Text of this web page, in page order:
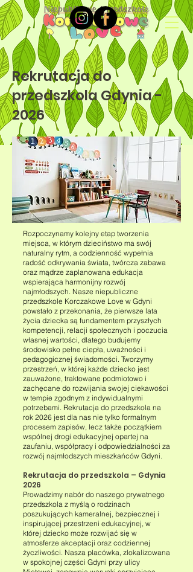
Rekrutacja do
przedszkola Gdynia -
2026
Rozpoczynamy kolejny etap tworzenia
miejsca, w którym dzieciństwo ma swój
naturalny rytm, a codzienność wypełnia
radość odkrywania świata, twórcza zabawa
oraz mądrze zaplanowana edukacja
wspierająca harmonijny rozwój
najmłodszych. Nasze niepubliczne
przedszkole Korczakowe Love w Gdyni
powstało z przekonania, że pierwsze lata
życia dziecka są fundamentem przyszłych
kompetencji, relacji społecznych i poczucia
własnej wartości, dlatego budujemy
środowisko pełne ciepła, uważności i
pedagogicznej świadomości. Tworzymy
przestrzeń, w której każde dziecko jest
zauważone, traktowane podmiotowo i
zachęcane do rozwijania swojej ciekawości
w tempie zgodnym z indywidualnymi
potrzebami. Rekrutacja do przedszkola na
rok 2026 jest dla nas nie tylko formalnym
procesem zapisów, lecz także początkiem
wspólnej drogi edukacyjnej opartej na
zaufaniu, współpracy i odpowiedzialności za
rozwój najmłodszych mieszkańców Gdyni.
Rekrutacja do przedszkola – Gdynia
2026
Prowadzimy nabór do naszego prywatnego
przedszkola z myślą o rodzinach
poszukujących kameralnej, bezpiecznej i
inspirującej przestrzeni edukacyjnej, w
której dziecko może rozwijać się w
atmosferze akceptacji oraz codziennej
życzliwości. Nasza placówka, zlokalizowana
w spokojnej części Gdyni przy ulicy